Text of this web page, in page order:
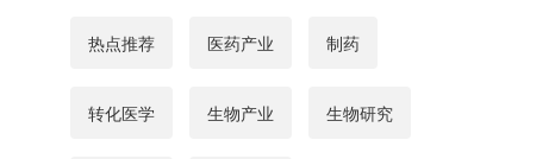
热点推荐 医药产业 制药
转化医学 生物产业 生物研究